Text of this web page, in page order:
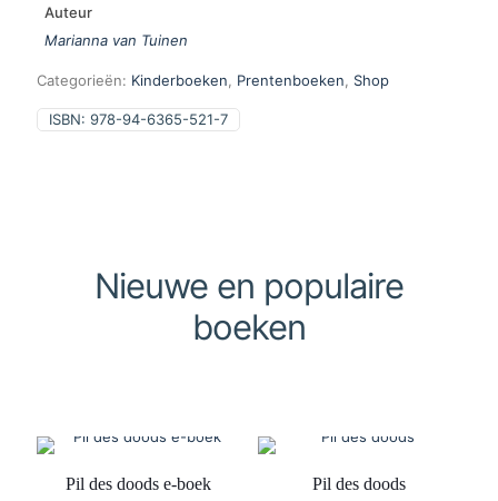
Auteur
Marianna van Tuinen
Categorieën: Kinderboeken, Prentenboeken, Shop
ISBN: 978-94-6365-521-7
Nieuwe en populaire
boeken
Pil des doods e-boek
Pil des doods